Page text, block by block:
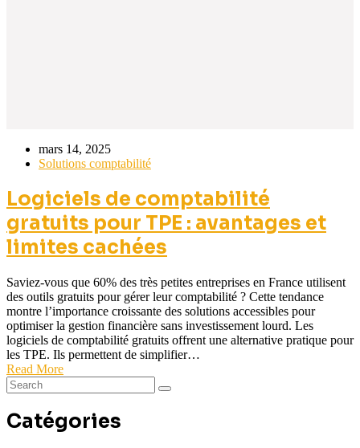
mars 14, 2025
Solutions comptabilité
Logiciels de comptabilité
gratuits pour TPE : avantages et
limites cachées
Saviez-vous que 60% des très petites entreprises en France utilisent
des outils gratuits pour gérer leur comptabilité ? Cette tendance
montre l’importance croissante des solutions accessibles pour
optimiser la gestion financière sans investissement lourd. Les
logiciels de comptabilité gratuits offrent une alternative pratique pour
les TPE. Ils permettent de simplifier…
Read More
Catégories